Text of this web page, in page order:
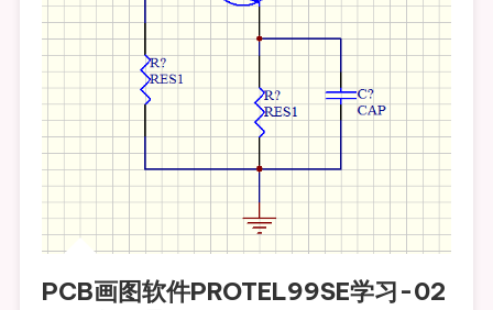
PCB画图软件PROTEL99SE学习-02